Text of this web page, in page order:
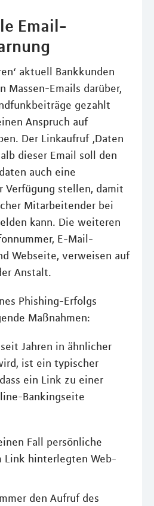
Email-
aktuell Bankkunden
Massen-Emails darüber,
gezahlt
Anspruch auf
Der Linkaufruf ‚Daten
dieser Email soll den
auch eine
Verfügung stellen, damit
Mitarbeitender bei
kann. Die weiteren
E-Mail-
Webseite, verweisen auf
Anstalt.
Phishing-Erfolgs
Maßnahmen:
Jahren in ähnlicher
ist ein typischer
ein Link zu einer
Bankingseite
Fall persönliche
Link hinterlegten Web-
den Aufruf des